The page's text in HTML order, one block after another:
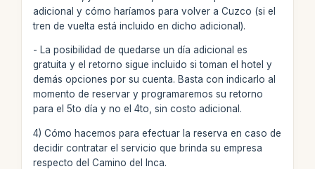
adicional y cómo haríamos para volver a Cuzco (si el
tren de vuelta está incluido en dicho adicional).
- La posibilidad de quedarse un día adicional es
gratuita y el retorno sigue incluido si toman el hotel y
demás opciones por su cuenta. Basta con indicarlo al
momento de reservar y programaremos su retorno
para el 5to día y no el 4to, sin costo adicional.
4) Cómo hacemos para efectuar la reserva en caso de
decidir contratar el servicio que brinda su empresa
respecto del Camino del Inca.